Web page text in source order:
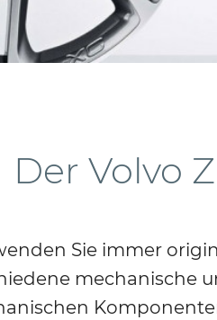
Der Volvo
Sie immer
mechanische